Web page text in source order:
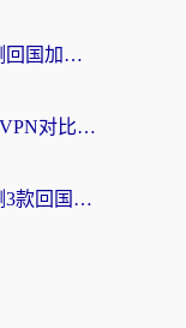
穿梭和海龟哪个好？海外党亲测回国加速器，附电脑免费VPN推荐
Quickback VPN好用吗？和穿梭VPN对比哪个回国效果更好？海外党必看的真实测评与选择指南
穿梭和快喵好用吗？海外党亲测3款回国加速器，附日本回国VPN避坑指南